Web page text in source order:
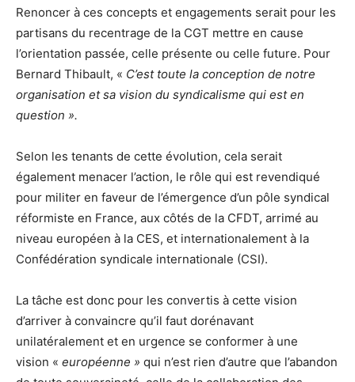
Renoncer à ces concepts et engagements serait pour les
partisans du recentrage de la CGT mettre en cause
l’orientation passée, celle présente ou celle future. Pour
Bernard Thibault, « C’est toute la conception de notre
organisation et sa vision du syndicalisme qui est en
question ».
Selon les tenants de cette évolution, cela serait
également menacer l’action, le rôle qui est revendiqué
pour militer en faveur de l’émergence d’un pôle syndical
réformiste en France, aux côtés de la CFDT, arrimé au
niveau européen à la CES, et internationalement à la
Confédération syndicale internationale (CSI).
La tâche est donc pour les convertis à cette vision
d’arriver à convaincre qu’il faut dorénavant
unilatéralement et en urgence se conformer à une
vision « européenne » qui n’est rien d’autre que l’abandon